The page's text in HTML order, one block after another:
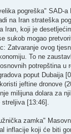
pogreška" SAD-a
na Iran strateška
Iran, koji je
sukob mogao
Zatvaranje ovog
To ne
potrepština u
poput Dubaija
jeftine dronove
milijuna dolara za
[13:46].
zamka"
inflacije koji će biti